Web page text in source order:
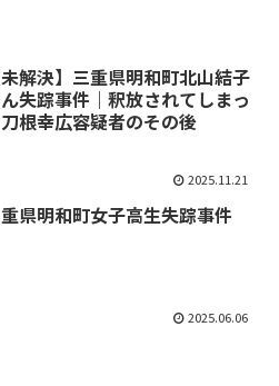
未解決】三重県明和町北山結子
失踪事件｜釈放されてしまっ
根幸広容疑者のその後
2025.11.21
県明和町女子高生失踪事件
2025.06.06